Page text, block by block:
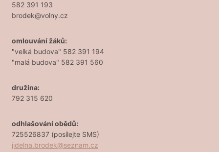
582 391 193
brodek@volny.cz
omlouvání žáků:
"velká budova" 582 391 194
"malá budova" 582 391 560
družina:
792 315 620
odhlašování obědů:
725526837 (posílejte SMS)
jidelna.brodek@seznam.cz